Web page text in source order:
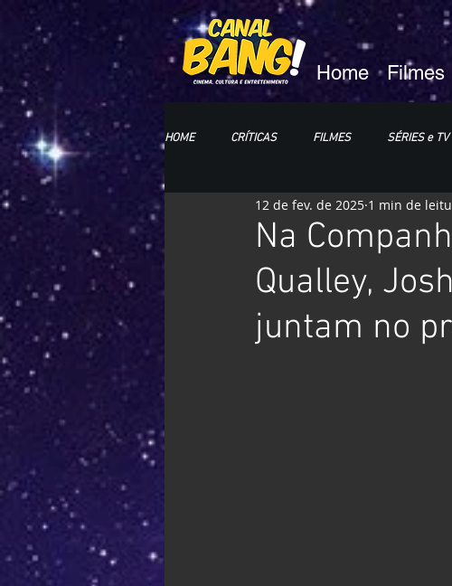
Home Filmes
HOME CRÍTICAS FILMES SÉRIES e TV
HQs e MANGÁS LIVROS CCXP25
Na
Qualley,
juntam no
12 de fev. de 2025 1 min de